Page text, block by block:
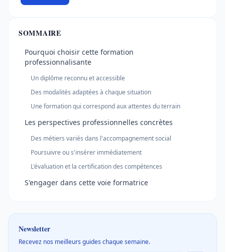
SOMMAIRE
Pourquoi choisir cette formation
professionnalisante
Un diplôme reconnu et accessible
Des modalités adaptées à chaque situation
Une formation qui correspond aux attentes du terrain
Les perspectives professionnelles concrètes
Des métiers variés dans l'accompagnement social
Poursuivre ou s'insérer immédiatement
L'évaluation et la certification des compétences
S'engager dans cette voie formatrice
Newsletter
Recevez nos meilleurs guides chaque semaine.